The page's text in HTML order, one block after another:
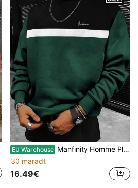
EU Warehouse Manfinity Homme Plus Size Férfi Környakú, Színes, Betűmintás, Alkalmi, Divatos, Hosszú Ujjú, Alkalmi Pulóver, Zöld Pulóver, Férfi Pulóver, Férfi Hosszú Ujjú Pulóver, Őszre
30 maradt
16.49€